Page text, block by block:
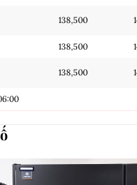
138,500
138,500
138,500